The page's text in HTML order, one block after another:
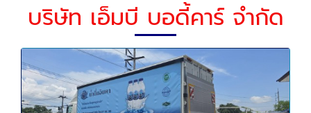
บริษัท เอ็มบี บอดี้คาร์ จำกัด